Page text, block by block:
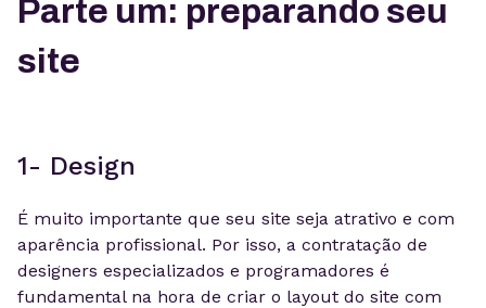
Parte um: preparando seu
site
1- Design
É muito importante que seu site seja atrativo e com
aparência profissional. Por isso, a contratação de
designers especializados e programadores é
fundamental na hora de criar o layout do site com